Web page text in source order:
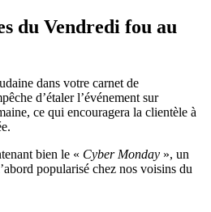
du Vendredi fou au
dans votre carnet de
d’étaler l’événement sur
ce qui encouragera la clientèle à
bien le « Cyber Monday », un
popularisé chez nos voisins du